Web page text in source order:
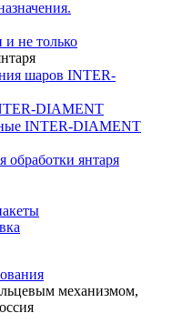
и не только
шаров INTER-
DIAMENT
INTER-DIAMENT
обработки янтаря
механизмом,